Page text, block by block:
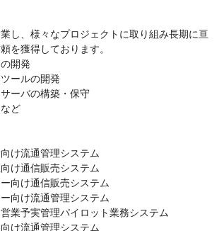
し、様々なプロジェクトに取り組み長期に亘
を獲得しております。
開発
ールの開発
ーバの構築・保守
ど
け流通管理システム
け通信販売システム
向け通信販売システム
向け流通管理システム
業予実管理パイロット業務システム
け流通管理システム